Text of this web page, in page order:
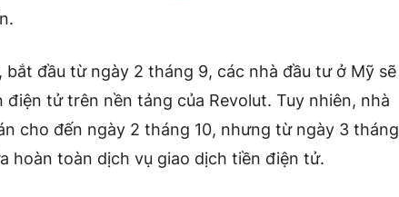
đầu từ ngày 2 tháng 9, các nhà đầu tư ở Mỹ sẽ
tử trên nền tảng của Revolut. Tuy nhiên, nhà
cho đến ngày 2 tháng 10, nhưng từ ngày 3 tháng
hoàn toàn dịch vụ giao dịch tiền điện tử.